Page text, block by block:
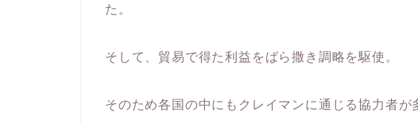
た。
そして、貿易で得た利益をばら撒き調略を駆使。
そのため各国の中にもクレイマンに通じる協力者が